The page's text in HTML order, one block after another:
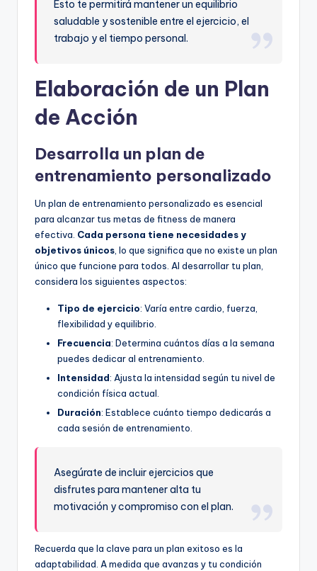
Esto te permitirá mantener un equilibrio
saludable y sostenible entre el ejercicio, el
trabajo y el tiempo personal.
Elaboración de un Plan
de Acción
Desarrolla un plan de
entrenamiento personalizado
Un plan de entrenamiento personalizado es esencial
para alcanzar tus metas de fitness de manera
efectiva. Cada persona tiene necesidades y
objetivos únicos , lo que significa que no existe un plan
único que funcione para todos. Al desarrollar tu plan,
considera los siguientes aspectos:
Tipo de ejercicio: Varía entre cardio, fuerza,
flexibilidad y equilibrio.
Frecuencia: Determina cuántos días a la semana
puedes dedicar al entrenamiento.
Intensidad: Ajusta la intensidad según tu nivel de
condición física actual.
Duración: Establece cuánto tiempo dedicarás a
cada sesión de entrenamiento.
Asegúrate de incluir ejercicios que
disfrutes para mantener alta tu
motivación y compromiso con el plan.
Recuerda que la clave para un plan exitoso es la
adaptabilidad. A medida que avanzas y tu condición